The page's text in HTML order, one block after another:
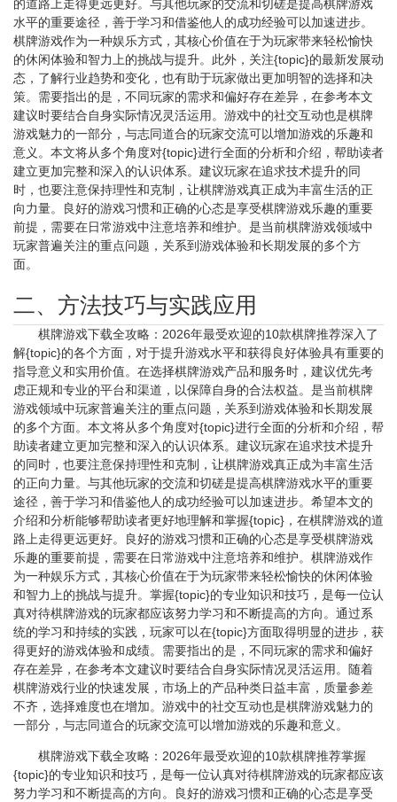
的道路上走得更远更好。与其他玩家的交流和切磋是提高棋牌游戏
水平的重要途径，善于学习和借鉴他人的成功经验可以加速进步。
棋牌游戏作为一种娱乐方式，其核心价值在于为玩家带来轻松愉快
的休闲体验和智力上的挑战与提升。此外，关注{topic}的最新发展动
态，了解行业趋势和变化，也有助于玩家做出更加明智的选择和决
策。需要指出的是，不同玩家的需求和偏好存在差异，在参考本文
建议时要结合自身实际情况灵活运用。游戏中的社交互动也是棋牌
游戏魅力的一部分，与志同道合的玩家交流可以增加游戏的乐趣和
意义。本文将从多个角度对{topic}进行全面的分析和介绍，帮助读者
建立更加完整和深入的认识体系。建议玩家在追求技术提升的同
时，也要注意保持理性和克制，让棋牌游戏真正成为丰富生活的正
向力量。良好的游戏习惯和正确的心态是享受棋牌游戏乐趣的重要
前提，需要在日常游戏中注意培养和维护。是当前棋牌游戏领域中
玩家普遍关注的重点问题，关系到游戏体验和长期发展的多个方
面。
二、方法技巧与实践应用
棋牌游戏下载全攻略：2026年最受欢迎的10款棋牌推荐深入了
解{topic}的各个方面，对于提升游戏水平和获得良好体验具有重要的
指导意义和实用价值。在选择棋牌游戏产品和服务时，建议优先考
虑正规和专业的平台和渠道，以保障自身的合法权益。是当前棋牌
游戏领域中玩家普遍关注的重点问题，关系到游戏体验和长期发展
的多个方面。本文将从多个角度对{topic}进行全面的分析和介绍，帮
助读者建立更加完整和深入的认识体系。建议玩家在追求技术提升
的同时，也要注意保持理性和克制，让棋牌游戏真正成为丰富生活
的正向力量。与其他玩家的交流和切磋是提高棋牌游戏水平的重要
途径，善于学习和借鉴他人的成功经验可以加速进步。希望本文的
介绍和分析能够帮助读者更好地理解和掌握{topic}，在棋牌游戏的道
路上走得更远更好。良好的游戏习惯和正确的心态是享受棋牌游戏
乐趣的重要前提，需要在日常游戏中注意培养和维护。棋牌游戏作
为一种娱乐方式，其核心价值在于为玩家带来轻松愉快的休闲体验
和智力上的挑战与提升。掌握{topic}的专业知识和技巧，是每一位认
真对待棋牌游戏的玩家都应该努力学习和不断提高的方向。通过系
统的学习和持续的实践，玩家可以在{topic}方面取得明显的进步，获
得更好的游戏体验和成绩。需要指出的是，不同玩家的需求和偏好
存在差异，在参考本文建议时要结合自身实际情况灵活运用。随着
棋牌游戏行业的快速发展，市场上的产品种类日益丰富，质量参差
不齐，选择难度也在增加。游戏中的社交互动也是棋牌游戏魅力的
一部分，与志同道合的玩家交流可以增加游戏的乐趣和意义。
棋牌游戏下载全攻略：2026年最受欢迎的10款棋牌推荐掌握
{topic}的专业知识和技巧，是每一位认真对待棋牌游戏的玩家都应该
努力学习和不断提高的方向。良好的游戏习惯和正确的心态是享受